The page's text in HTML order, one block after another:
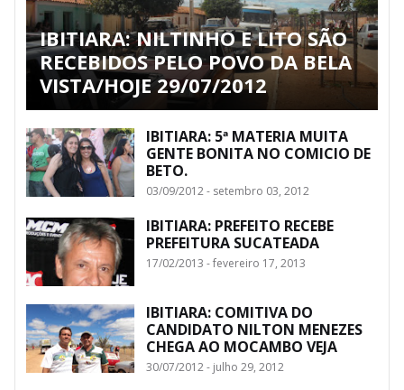
IBITIARA: NILTINHO E LITO SÃO
RECEBIDOS PELO POVO DA BELA
VISTA/HOJE 29/07/2012
IBITIARA: 5ª MATERIA MUITA
GENTE BONITA NO COMICIO DE
BETO.
03/09/2012 - setembro 03, 2012
IBITIARA: PREFEITO RECEBE
PREFEITURA SUCATEADA
17/02/2013 - fevereiro 17, 2013
IBITIARA: COMITIVA DO
CANDIDATO NILTON MENEZES
CHEGA AO MOCAMBO VEJA
30/07/2012 - julho 29, 2012